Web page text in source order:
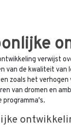
verwijst
van de kwaliteit van
zoals het
van dromen en
programma's.